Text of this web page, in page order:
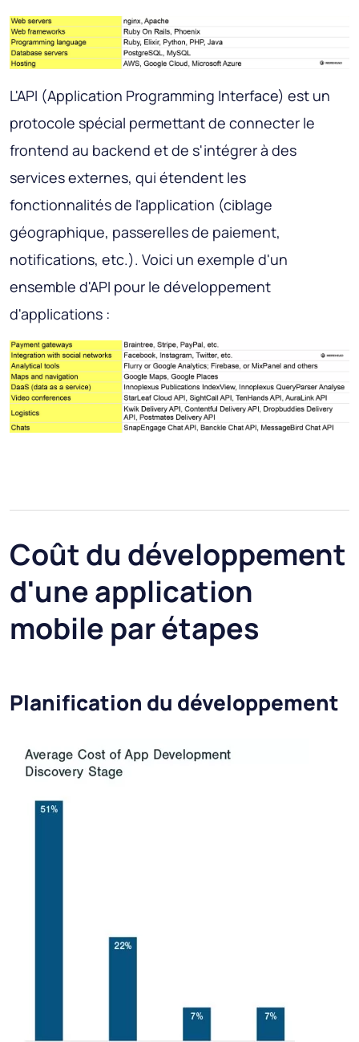
L'API (Application Programming Interface) est un
protocole spécial permettant de connecter le
frontend au backend et de s'intégrer à des
services externes, qui étendent les
fonctionnalités de l'application (ciblage
géographique, passerelles de paiement,
notifications, etc.). Voici un exemple d'un
ensemble d'API pour le développement
d'applications :
Coût du développement
d'une application
mobile par étapes
Planification du développement